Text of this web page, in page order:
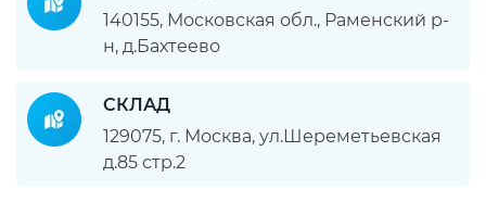
140155, Московская обл., Раменский р-
н, д.Бахтеево
СКЛАД
129075, г. Москва, ул.Шереметьевская
д.85 стр.2